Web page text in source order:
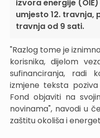
izvora energije
umjesto 12. travnja,
travnja od 9 sati.
"Razlog tome je
korisnika, dijelom
sufinanciranja, radi
izmjene teksta
Fond objaviti na
novinama", navodi u
zaštitu okoliša i